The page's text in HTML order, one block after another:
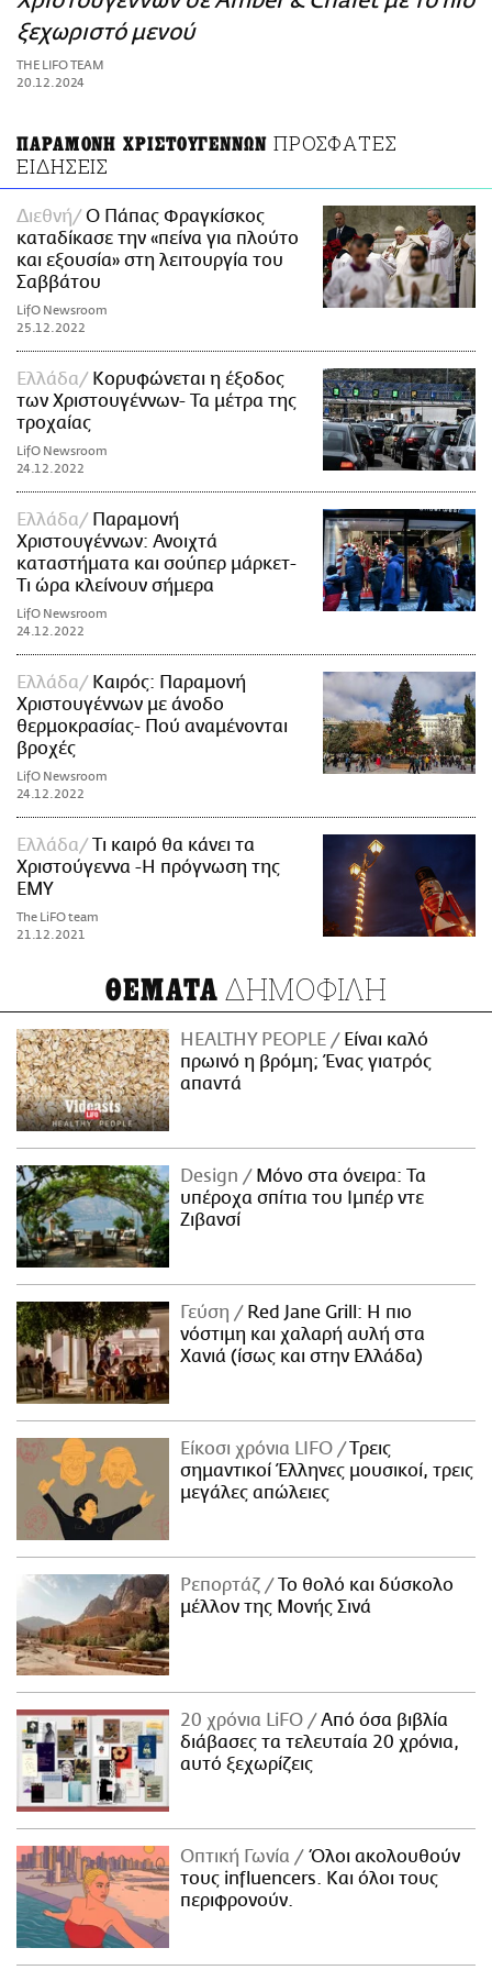
ΑΜΠΑ
PRINT
ξεχωριστό μενού
THE LIFO TEAM
20.12.2024
ΠΑΡΑΜΟΝΗ ΧΡΙΣΤΟΥΓΕΝΝΩΝ ΠΡΟΣΦΑΤΕΣ
ΕΙΔΗΣΕΙΣ
Διεθνή
O Πάπας Φραγκίσκος
καταδίκασε την «πείνα για πλούτο
και εξουσία» στη λειτουργία του
Σαββάτου
LifO Newsroom
25.12.2022
Ελλάδα
Κορυφώνεται η έξοδος
των Χριστουγέννων- Τα μέτρα της
τροχαίας
LifO Newsroom
24.12.2022
Ελλάδα
Παραμονή
Χριστουγέννων: Ανοιχτά
καταστήματα και σούπερ μάρκετ-
Τι ώρα κλείνουν σήμερα
LifO Newsroom
24.12.2022
Ελλάδα
Καιρός: Παραμονή
Χριστουγέννων με άνοδο
θερμοκρασίας- Πού αναμένονται
βροχές
LifO Newsroom
24.12.2022
Ελλάδα
Τι καιρό θα κάνει τα
Χριστούγεννα -Η πρόγνωση της
ΕΜΥ
The LiFO team
21.12.2021
ΘΕΜΑΤΑ ΔΗΜΟΦΙΛΗ
HEALTHY PEOPLE
Είναι καλό
πρωινό η βρόμη; Ένας γιατρός
απαντά
Design
Μόνο στα όνειρα: Τα
υπέροχα σπίτια του Ιμπέρ ντε
Ζιβανσί
Γεύση
Red Jane Grill: Η πιο
νόστιμη και χαλαρή αυλή στα
Χανιά (ίσως και στην Ελλάδα)
Είκοσι χρόνια LIFO
Tρεις
σημαντικοί Έλληνες μουσικοί, τρεις
μεγάλες απώλειες
Ρεπορτάζ
Το θολό και δύσκολο
μέλλον της Μονής Σινά
20 χρόνια LiFO
Από όσα βιβλία
διάβασες τα τελευταία 20 χρόνια,
αυτό ξεχωρίζεις
Οπτική Γωνία
Όλοι ακολουθούν
τους influencers. Και όλοι τους
περιφρονούν.